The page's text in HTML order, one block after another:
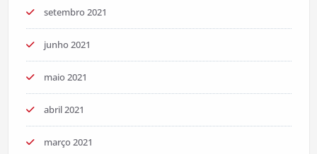
setembro 2021
junho 2021
maio 2021
abril 2021
março 2021